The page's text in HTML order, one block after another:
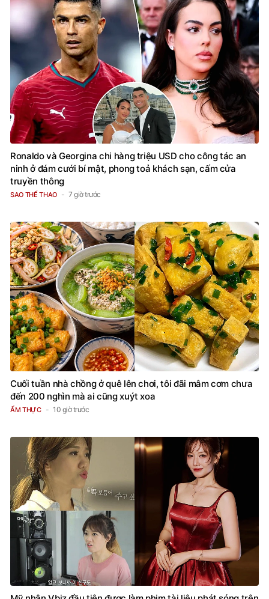
Ronaldo và Georgina chi hàng triệu USD cho công tác an
ninh ở đám cưới bí mật, phong toả khách sạn, cấm cửa
truyền thông
SAO THỂ THAO 7 giờ trước
Cuối tuần nhà chồng ở quê lên chơi, tôi đãi mâm cơm chưa
đến 200 nghìn mà ai cũng xuýt xoa
ẨM THỰC 10 giờ trước